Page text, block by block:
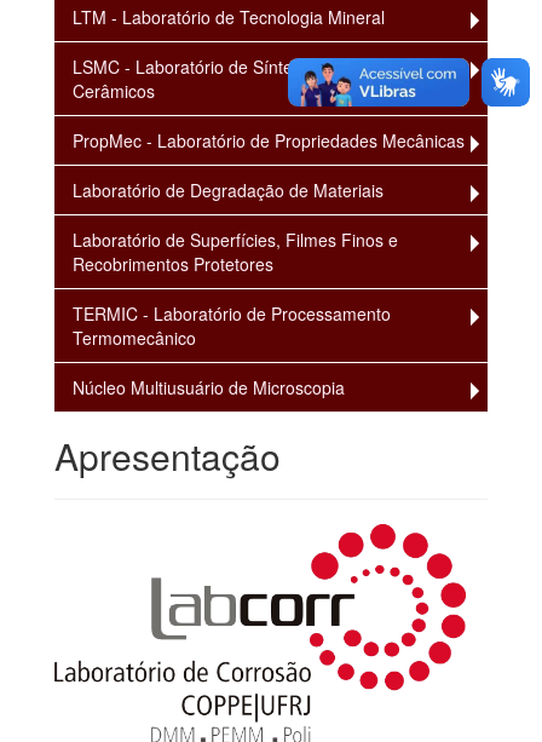
LTM - Laboratório de Tecnologia Mineral
LSMC - Laboratório de Síntese de Materiais
Cerâmicos
PropMec - Laboratório de Propriedades Mecânicas
Laboratório de Degradação de Materiais
Laboratório de Superfícies, Filmes Finos e
Recobrimentos Protetores
TERMIC - Laboratório de Processamento
Termomecânico
Núcleo Multiusuário de Microscopia
Apresentação